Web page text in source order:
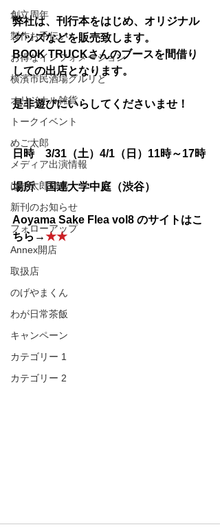
創立周年
製作お手伝い
お得なインフォメーション
横濱市民酒場グルリと
オリジナル雑貨
トークイベント
めご太郎
メディア出演情報
はま太郎11号
新刊のお知らせ
フォローアップ
Annex開店
取扱店
のげやまくん
わが日常茶飯
キャンペーン
カテゴリー 1
カテゴリー 2
弊社は、刊行本をはじめ、オリジナル
グッズなどを販売致します。
BOOK TRUCKさんのブースを間借り
しての出店となります。
是非遊びにいらしてくださいませ！
日時　3/31（土）4/1（日）11時～17時
場所　国連大学中庭（渋谷）
Aoyama Sake Flea vol8 のサイトはこ
ちら→★★